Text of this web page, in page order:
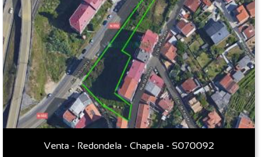
Venta - Redondela - Chapela - S070092